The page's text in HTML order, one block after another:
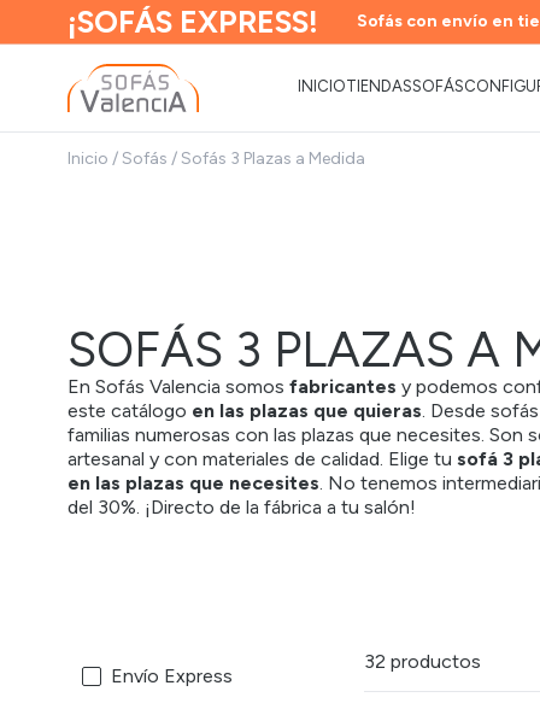
¡SOFÁS EXPRESS! Sofás con envío en
INICIOTIENDASSOFÁS
Inicio / Sofás / Sofás 3 Plazas a Medida
SOFÁS 3 PLAZAS A
En Sofás Valencia somos fabricantes y podemos
este catálogo en las plazas que quieras . Desde
familias numerosas con las plazas que necesites. Son
artesanal y con materiales de calidad. Elige tu sofá 3
en las plazas que necesites No tenemos
del 30%. ¡Directo de la fábrica a tu salón!
Envío Express
32 productos